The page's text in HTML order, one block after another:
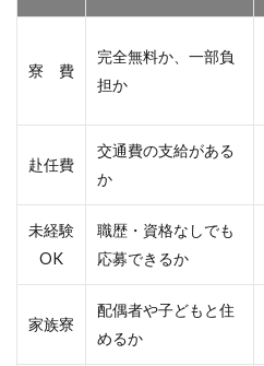
寮 費
完全無料か、一部負
担か
赴任費
交通費の支給がある
か
未経験
OK
職歴・資格なしでも
応募できるか
家族寮
配偶者や子どもと住
めるか